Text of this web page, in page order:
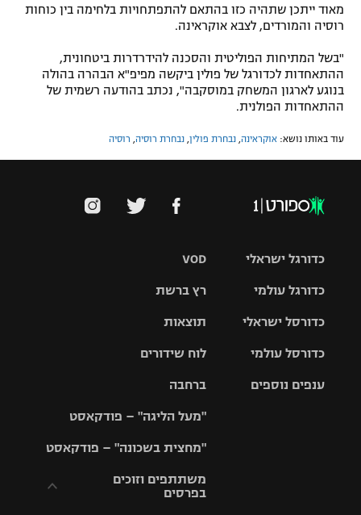
מאוד ייתכן שתהיה כזו בהתאם להתפתחויות בלחימה בין כוחות
רוסיה והמורדים, לצבא אוקראינה.
"בשל המתיחות הפוליטית והסכנה להידרדרות ביטחונית,
ההתאחדות לכדורגל של פולין ביקשה מפיפ"א הבהרה בהולה
בנוגע לארגון המשחק במוסקבה", נכתב בהודעה רשמית של
ההתאחדות הפולנית.
עוד באותו נושא: אוקראינה נבחרת פולין נבחרת רוסיה רוסיה
VOD
רץ ברשת
תוצאות
לוח שידורים
ברחבה
"מעל הליגה" – פודקאסט
"מחצית בשכונה" – פודקאסט
משתתפים וזוכים
בפרסים
כדורגל ישראלי
גביע הטוטו
כדורגל עולמי
האלופות
ליגה
כדורסל ישראלי
סל
כדורסל עולמי
ענפים נוספים